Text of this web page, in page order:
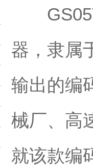
器，隶属
输出的编
械厂、高
就该款编